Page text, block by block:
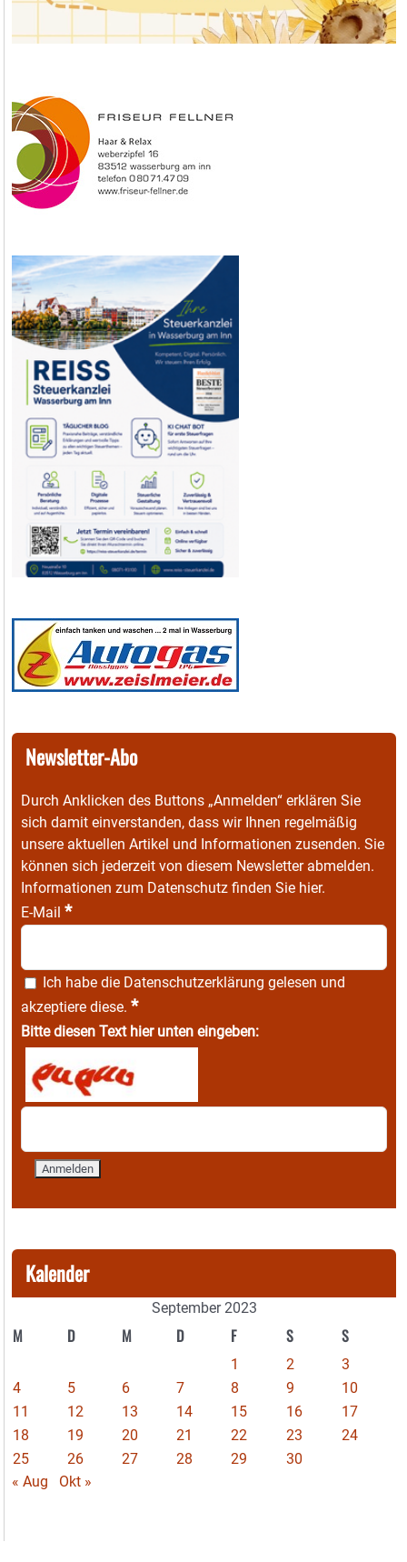
Newsletter-Abo
Durch Anklicken des Buttons „Anmelden“ erklären Sie
sich damit einverstanden, dass wir Ihnen regelmäßig
unsere aktuellen Artikel und Informationen zusenden. Sie
können sich jederzeit von diesem Newsletter abmelden.
Informationen zum Datenschutz finden Sie hier.
E-Mail *
Ich habe die Datenschutzerklärung gelesen und
akzeptiere diese. *
Bitte diesen Text hier unten eingeben:
Kalender
September 2023
M D M D F S S
1 2
3
4
5 6 7 8 9
10
11
12 13 14 15 16
17
18
19 20 21 22 23
24
25
26 27 28 29
30
« Aug
Okt »